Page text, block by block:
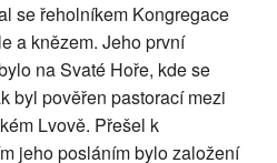
se řeholníkem Kongregace
a knězem. Jeho první
na Svaté Hoře, kde se
byl pověřen pastorací mezi
Lvově. Přešel k
jeho posláním bylo založení